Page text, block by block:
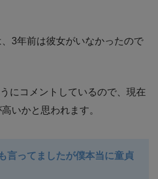
3年前は彼女がいなかったので
にコメントしているので、現在
いかと思われます。
言ってましたが僕本当に童貞